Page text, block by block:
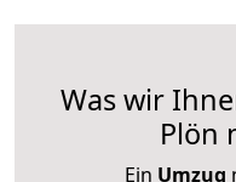
Was wir
Plön
Ein Umzug